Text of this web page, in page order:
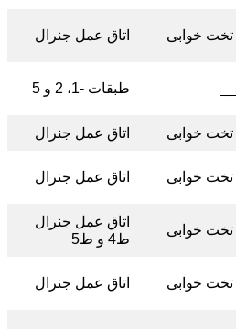
اتاق عمل جنرال
طبقات -1، 2 و 5
اتاق عمل جنرال
اتاق عمل جنرال
اتاق عمل جنرال
ط4 و ط5
اتاق عمل جنرال